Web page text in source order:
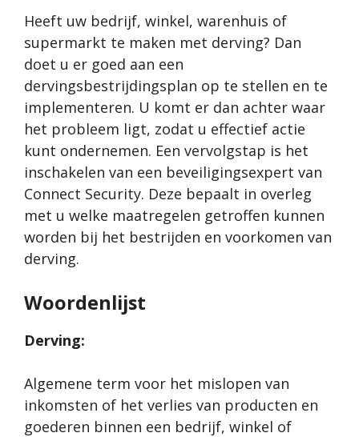
Heeft uw bedrijf, winkel, warenhuis of
supermarkt te maken met derving? Dan
doet u er goed aan een
dervingsbestrijdingsplan op te stellen en te
implementeren. U komt er dan achter waar
het probleem ligt, zodat u effectief actie
kunt ondernemen. Een vervolgstap is het
inschakelen van een beveiligingsexpert van
Connect Security. Deze bepaalt in overleg
met u welke maatregelen getroffen kunnen
worden bij het bestrijden en voorkomen van
derving.
Woordenlijst
Derving:
Algemene term voor het mislopen van
inkomsten of het verlies van producten en
goederen binnen een bedrijf, winkel of